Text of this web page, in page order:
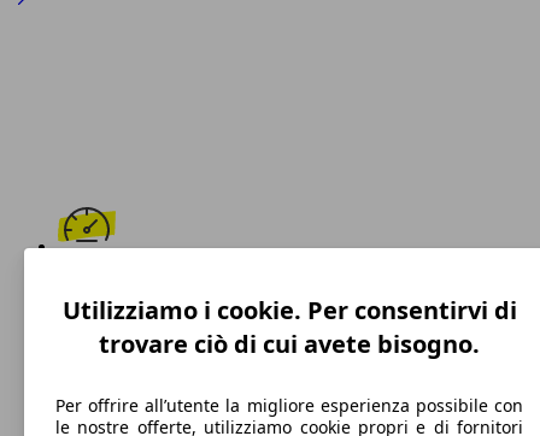
Utilizziamo i cookie. Per consentirvi di
trovare ciò di cui avete bisogno.
Per offrire all’utente la migliore esperienza possibile con
le nostre offerte, utilizziamo cookie propri e di fornitori